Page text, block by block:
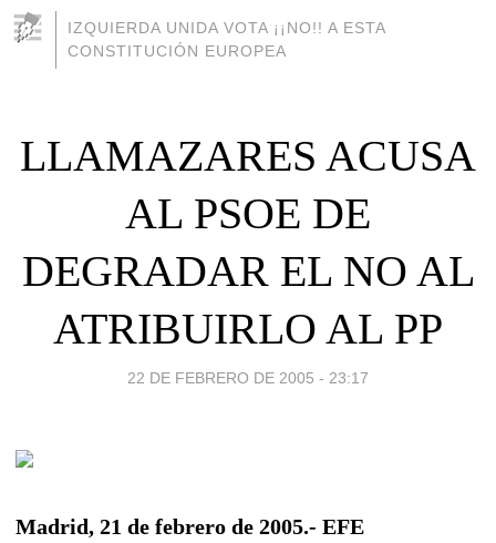
IZQUIERDA UNIDA VOTA ¡¡NO!! A ESTA
CONSTITUCIÓN EUROPEA
LLAMAZARES ACUSA
AL PSOE DE
DEGRADAR EL NO AL
ATRIBUIRLO AL PP
22 DE FEBRERO DE 2005 - 23:17
Madrid, 21 de febrero de 2005.- EFE